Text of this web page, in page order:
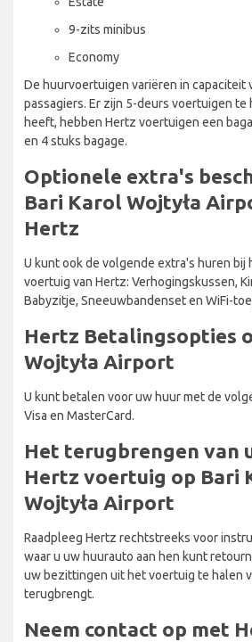
9-zits minibus
Economy
De huurvoertuigen variëren in capaciteit
passagiers. Er zijn 5-deurs voertuigen te
heeft, hebben Hertz voertuigen een
en 4 stuks bagage.
Optionele extra's
Bari Karol Wojtyła
Hertz
U kunt ook de volgende extra's huren bij
voertuig van Hertz: Verhogingskussen,
Babyzitje, Sneeuwbandenset en WiFi-
Hertz Betalingsopties
Wojtyła Airport
U kunt betalen voor uw huur met de
Visa en MasterCard.
Het terugbrengen van
Hertz voertuig op Bari
Wojtyła Airport
Raadpleeg Hertz rechtstreeks voor
waar u uw huurauto aan hen kunt
uw bezittingen uit het voertuig te halen
terugbrengt.
Neem contact op met